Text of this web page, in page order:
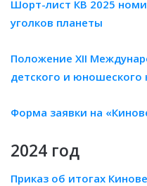
Шорт-лист КВ 2025
уголков планеты
Положение XII
детского и юношеского
Форма заявки на
2024 год
Приказ об итогах